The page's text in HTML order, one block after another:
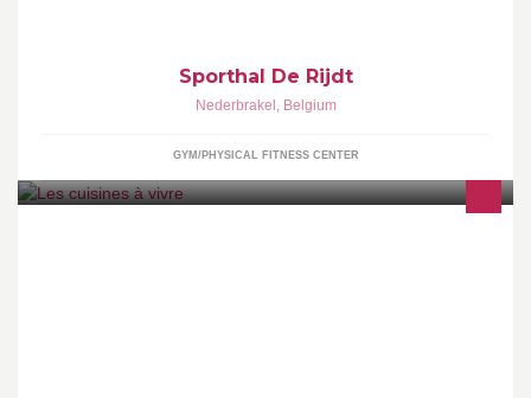
Sporthal De Rijdt
Nederbrakel , Belgium
GYM/PHYSICAL FITNESS CENTER